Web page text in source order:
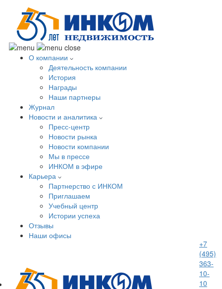
О компании
Деятельность компании
История
Награды
Наши партнеры
Журнал
Новости и аналитика
Пресс-центр
Новости рынка
Новости компании
Мы в прессе
ИНКОМ в эфире
Карьера
Партнерство с ИНКОМ
Приглашаем
Учебный центр
Истории успеха
Отзывы
Наши офисы
+7
(495)
363-
10-
10